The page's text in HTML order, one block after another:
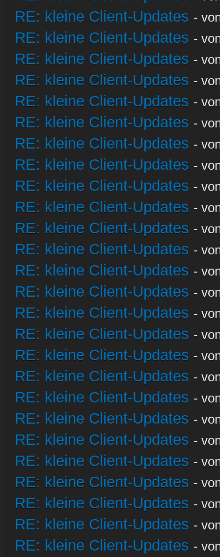
RE: kleine Client-Updates -
RE: kleine Client-Updates -
RE: kleine Client-Updates -
RE: kleine Client-Updates -
RE: kleine Client-Updates -
RE: kleine Client-Updates -
RE: kleine Client-Updates -
RE: kleine Client-Updates -
RE: kleine Client-Updates -
RE: kleine Client-Updates -
RE: kleine Client-Updates -
RE: kleine Client-Updates -
RE: kleine Client-Updates -
RE: kleine Client-Updates -
RE: kleine Client-Updates -
RE: kleine Client-Updates -
RE: kleine Client-Updates -
RE: kleine Client-Updates -
RE: kleine Client-Updates -
RE: kleine Client-Updates -
RE: kleine Client-Updates -
RE: kleine Client-Updates -
RE: kleine Client-Updates -
RE: kleine Client-Updates -
RE: kleine Client-Updates -
RE: kleine Client-Updates -